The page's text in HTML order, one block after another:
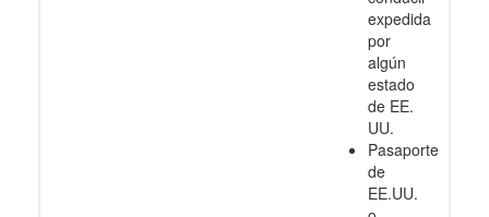
expedida
por
algún
estado
de EE.
UU.
Pasaporte
de
EE.UU.